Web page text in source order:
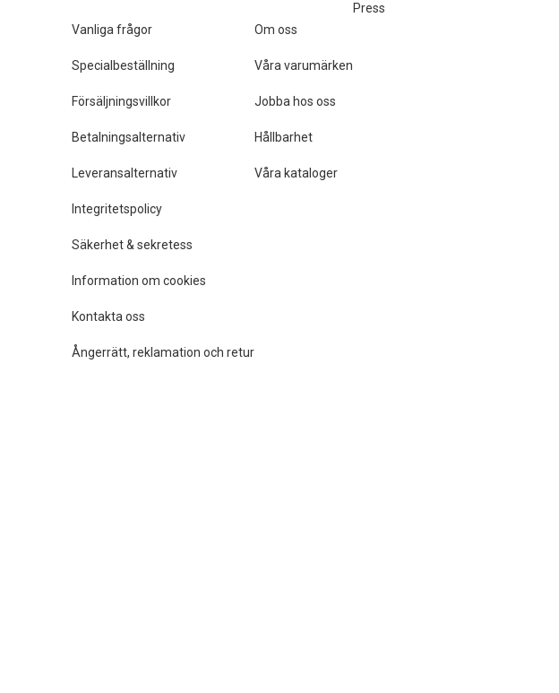
Vanliga frågor
Specialbeställning
Försäljningsvillkor
Betalningsalternativ
Leveransalternativ
Integritetspolicy
Säkerhet & sekretess
Information om cookies
Kontakta oss
Ångerrätt, reklamation och retur
Om oss
Våra varumärken
Jobba hos oss
Hållbarhet
Våra kataloger
Press